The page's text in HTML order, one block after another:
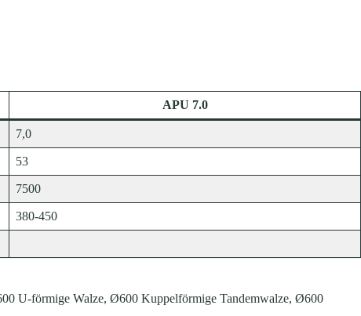
APU 7.0
7,0
53
7500
380-450
U-förmige Walze, Ø600 Kuppelförmige Tandemwalze, Ø600